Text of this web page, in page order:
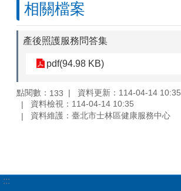
相關檔案
產後照護服務問答集
pdf(94.98 KB)
點閱數： 133
資料更新：114-04-14 10:35
資料檢視：114-04-14 10:35
資料維護：臺北市士林區健康服務中心
:::